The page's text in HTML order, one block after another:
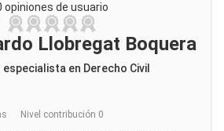
opiniones de usuario
Llobregat Boquera
en Derecho Civil
Nivel contribución 0